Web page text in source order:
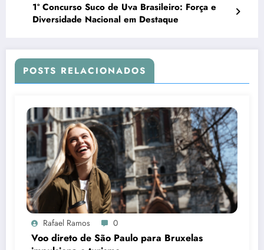
1º Concurso Suco de Uva Brasileiro: Força e
Diversidade Nacional em Destaque
POSTS RELACIONADOS
Rafael Ramos 0
Voo direto de São Paulo para Bruxelas